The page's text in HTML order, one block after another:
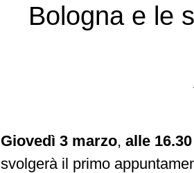
Bologna e le
Giovedì 3 marzo, alle 16.30
svolgerà il primo